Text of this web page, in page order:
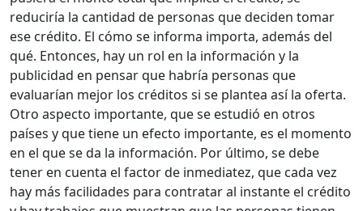
reduciría la cantidad de personas que deciden tomar
ese crédito. El cómo se informa importa, además del
qué. Entonces, hay un rol en la información y la
publicidad en pensar que habría personas que
evaluarían mejor los créditos si se plantea así la oferta.
Otro aspecto importante, que se estudió en otros
países y que tiene un efecto importante, es el momento
en el que se da la información. Por último, se debe
tener en cuenta el factor de inmediatez, que cada vez
hay más facilidades para contratar al instante el crédito